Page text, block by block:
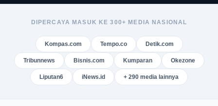
DIPERCAYA MASUK KE 300+ MEDIA NASIONAL
Kompas.com Tempo.co Detik.com
Tribunnews Bisnis.com Kumparan Okezone
Liputan6 iNews.id + 290 media lainnya